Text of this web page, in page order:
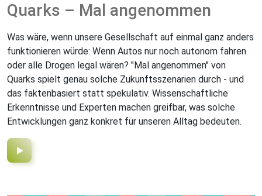
Quarks – Mal angenommen
Was wäre, wenn unsere Gesellschaft auf einmal ganz anders
funktionieren würde: Wenn Autos nur noch autonom fahren
oder alle Drogen legal wären? "Mal angenommen" von
Quarks spielt genau solche Zukunftsszenarien durch - und
das faktenbasiert statt spekulativ. Wissenschaftliche
Erkenntnisse und Experten machen greifbar, was solche
Entwicklungen ganz konkret für unseren Alltag bedeuten.